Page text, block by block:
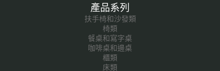
產品系列
扶手椅和沙發類
椅類
餐桌和寫字桌
咖啡桌和邊桌
櫃類
床類